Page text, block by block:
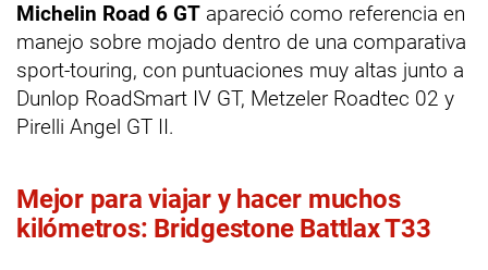
Michelin Road 6 GT apareció como referencia en
manejo sobre mojado dentro de una comparativa
sport-touring, con puntuaciones muy altas junto a
Dunlop RoadSmart IV GT, Metzeler Roadtec 02 y
Pirelli Angel GT II.
Mejor para viajar y hacer muchos
kilómetros: Bridgestone Battlax T33